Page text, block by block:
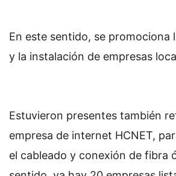
En este sentido, se promociona
y la instalación de empresas
Estuvieron presentes también
empresa de internet HCNET,
el cableado y conexión de fibra